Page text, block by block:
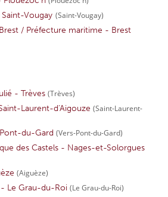
Vougay (Saint-Vougay)
/ Préfecture maritime - Brest
- Trèves (Trèves)
Laurent-d'Aigouze (Saint-Laurent-
du-Gard (Vers-Pont-du-Gard)
des Castels - Nages-et-Solorgues
(Aiguèze)
- Le Grau-du-Roi (Le Grau-du-Roi)